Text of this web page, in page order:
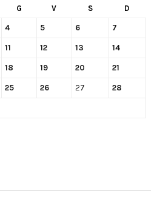
G V S D
4 5 6 7
11 12 13 14
18 19 20 21
25 26 27 28